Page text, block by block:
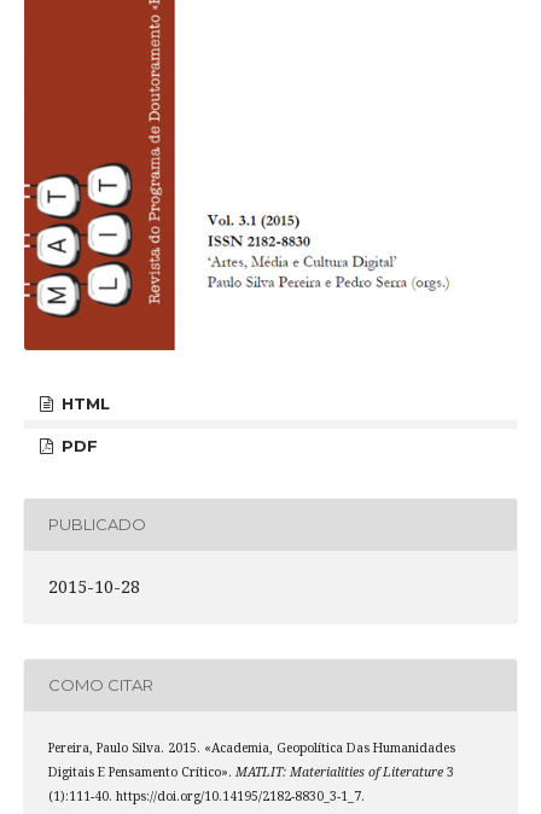
HTML
PDF
PUBLICADO
2015-10-28
COMO CITAR
Pereira, Paulo Silva. 2015. «Academia, Geopolítica Das Humanidades
Digitais E Pensamento Crítico». MATLIT: Materialities of Literature3
(1):111-40. https://doi.org/10.14195/2182-8830_3-1_7.